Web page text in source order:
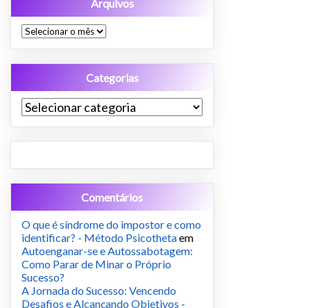
Arquivos
Arquivos
Categorias
Categorias
Comentários
O que é síndrome do impostor e como
identificar? - Método Psicothetaem
Autoenganar-se e Autossabotagem:
Como Parar de Minar o Próprio
Sucesso?
A Jornada do Sucesso: Vencendo
Desafios e Alcançando Objetivos -